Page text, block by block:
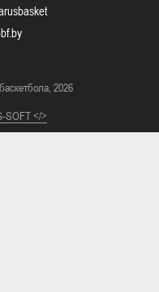
2026
SOFT </>